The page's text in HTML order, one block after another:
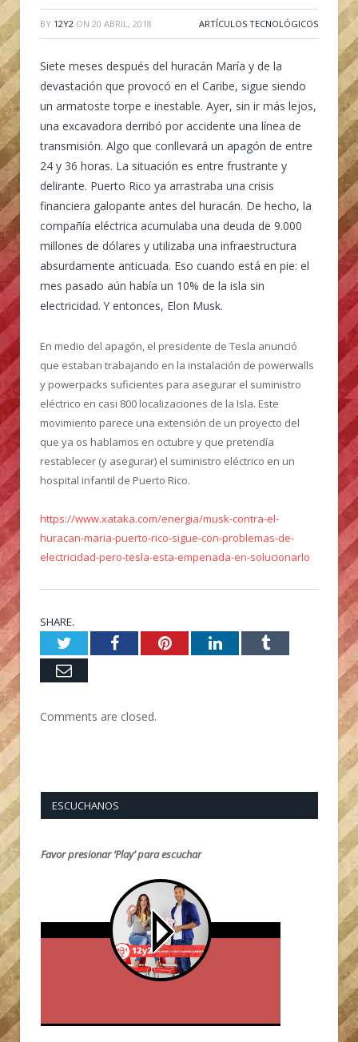
BY 12Y2 ON 20 ABRIL, 2018 ARTÍCULOS TECNOLÓGICOS
Siete meses después del huracán María y de la
devastación que provocó en el Caribe, sigue siendo
un armatoste torpe e inestable. Ayer, sin ir más lejos,
una excavadora derribó por accidente una línea de
transmisión. Algo que conllevará un apagón de entre
24 y 36 horas. La situación es entre frustrante y
delirante. Puerto Rico ya arrastraba una crisis
financiera galopante antes del huracán. De hecho, la
compañía eléctrica acumulaba una deuda de 9.000
millones de dólares y utilizaba una infraestructura
absurdamente anticuada. Eso cuando está en pie: el
mes pasado aún había un 10% de la isla sin
electricidad. Y entonces, Elon Musk.
En medio del apagón, el presidente de Tesla anunció
que estaban trabajando en la instalación de powerwalls
y powerpacks suficientes para asegurar el suministro
eléctrico en casi 800 localizaciones de la Isla. Este
movimiento parece una extensión de un proyecto del
que ya os hablamos en octubre y que pretendía
restablecer (y asegurar) el suministro eléctrico en un
hospital infantil de Puerto Rico.
https://www.xataka.com/energia/musk-contra-el-
huracan-maria-puerto-rico-sigue-con-problemas-de-
electricidad-pero-tesla-esta-empenada-en-solucionarlo
SHARE.
TwitterFacebookPinterestLinkedInTumblr
Email
Comments are closed.
ESCUCHANOS
Favor presionar ‘Play’ para escuchar